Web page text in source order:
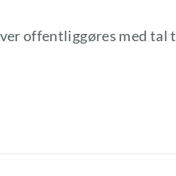
offentliggøres med tal